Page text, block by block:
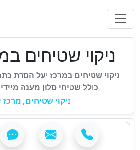
ניקוי שטיחים
ניקוי שטיחים במרכז יעל הסרת
כולל שטיחי סלון מענה
ניקוי שטיחים, מרכז